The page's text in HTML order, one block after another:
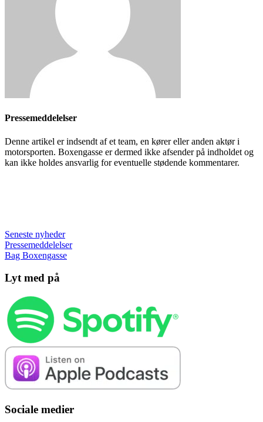
Pressemeddelelser
Denne artikel er indsendt af et team, en kører eller anden aktør i
motorsporten. Boxengasse er dermed ikke afsender på indholdet og
kan ikke holdes ansvarlig for eventuelle stødende kommentarer.
Seneste nyheder
Pressemeddelelser
Bag Boxengasse
Lyt med på
Sociale medier